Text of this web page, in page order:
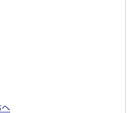
へ